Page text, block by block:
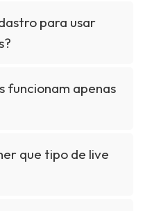
para usar
funcionam apenas
que tipo de live